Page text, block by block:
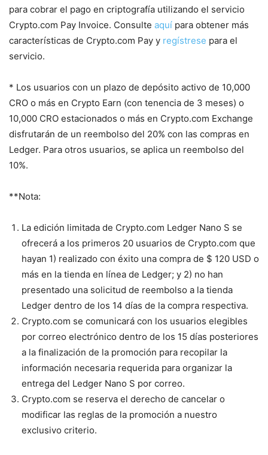
para cobrar el pago en criptografía utilizando el servicio
Crypto.com Pay Invoice. Consulte aquí para obtener más
características de Crypto.com Pay y regístrese para el
servicio.
* Los usuarios con un plazo de depósito activo de 10,000
CRO o más en Crypto Earn (con tenencia de 3 meses) o
10,000 CRO estacionados o más en Crypto.com Exchange
disfrutarán de un reembolso del 20% con las compras en
Ledger. Para otros usuarios, se aplica un reembolso del
10%.
**Nota:
La edición limitada de Crypto.com Ledger Nano S se
ofrecerá a los primeros 20 usuarios de Crypto.com que
hayan 1) realizado con éxito una compra de $ 120 USD o
más en la tienda en línea de Ledger; y 2) no han
presentado una solicitud de reembolso a la tienda
Ledger dentro de los 14 días de la compra respectiva.
Crypto.com se comunicará con los usuarios elegibles
por correo electrónico dentro de los 15 días posteriores
a la finalización de la promoción para recopilar la
información necesaria requerida para organizar la
entrega del Ledger Nano S por correo.
Crypto.com se reserva el derecho de cancelar o
modificar las reglas de la promoción a nuestro
exclusivo criterio.